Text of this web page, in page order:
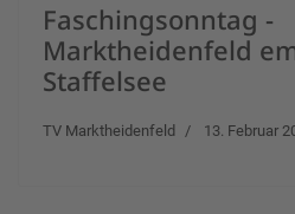
Faschingsonntag -
Marktheidenfeld
Staffelsee
TV Marktheidenfeld 13. Februar